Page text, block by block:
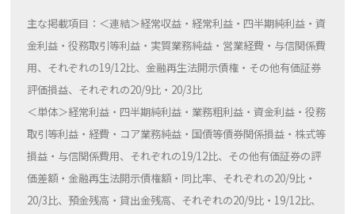
主な掲載項目：＜連結＞経常収益・経常利益・四半期純利益・資
金利益・役務取引等利益・実質業務純益・営業経費・与信関係費
用、それぞれの19/12比、金融再生法開示債権・その他有価証券
評価損益、それぞれの20/9比・20/3比
＜単体＞経常利益・四半期純利益・業務粗利益・資金利益・役務
取引等利益・経費・コア業務純益・国債等債券関係損益・株式等
損益・与信関係費用、それぞれの19/12比、その他有価証券の評
価差額・金融再生法開示債権額・同比率、それぞれの20/9比・
20/3比、預金残高・貸出金残高、それぞれの20/9比・19/12比、